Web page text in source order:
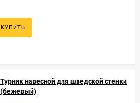
КУПИТЬ
Турник навесной для шведской стенки
(бежевый)